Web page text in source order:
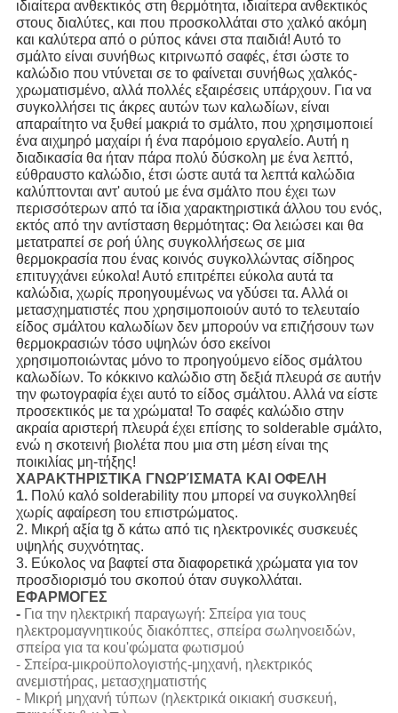
ιδιαίτερα ανθεκτικός στη θερμότητα, ιδιαίτερα ανθεκτικός
στους διαλύτες, και που προσκολλάται στο χαλκό ακόμη
και καλύτερα από ο ρύπος κάνει στα παιδιά! Αυτό το
σμάλτο είναι συνήθως κιτρινωπό σαφές, έτσι ώστε το
καλώδιο που ντύνεται σε το φαίνεται συνήθως χαλκός-
χρωματισμένο, αλλά πολλές εξαιρέσεις υπάρχουν. Για να
συγκολλήσει τις άκρες αυτών των καλωδίων, είναι
απαραίτητο να ξυθεί μακριά το σμάλτο, που χρησιμοποιεί
ένα αιχμηρό μαχαίρι ή ένα παρόμοιο εργαλείο. Αυτή η
διαδικασία θα ήταν πάρα πολύ δύσκολη με ένα λεπτό,
εύθραυστο καλώδιο, έτσι ώστε αυτά τα λεπτά καλώδια
καλύπτονται αντ' αυτού με ένα σμάλτο που έχει των
περισσότερων από τα ίδια χαρακτηριστικά άλλου του ενός,
εκτός από την αντίσταση θερμότητας: Θα λειώσει και θα
μετατραπεί σε ροή ύλης συγκολλήσεως σε μια
θερμοκρασία που ένας κοινός συγκολλώντας σίδηρος
επιτυγχάνει εύκολα! Αυτό επιτρέπει εύκολα αυτά τα
καλώδια, χωρίς προηγουμένως να γδύσει τα. Αλλά οι
μετασχηματιστές που χρησιμοποιούν αυτό το τελευταίο
είδος σμάλτου καλωδίων δεν μπορούν να επιζήσουν των
θερμοκρασιών τόσο υψηλών όσο εκείνοι
χρησιμοποιώντας μόνο το προηγούμενο είδος σμάλτου
καλωδίων. Το κόκκινο καλώδιο στη δεξιά πλευρά σε αυτήν
την φωτογραφία έχει αυτό το είδος σμάλτου. Αλλά να είστε
προσεκτικός με τα χρώματα! Το σαφές καλώδιο στην
ακραία αριστερή πλευρά έχει επίσης το solderable σμάλτο,
ενώ η σκοτεινή βιολέτα που μια στη μέση είναι της
ποικιλίας μη-τήξης!
ΧΑΡΑΚΤΗΡΙΣΤΙΚΑ ΓΝΩΡΊΣΜΑΤΑ ΚΑΙ ΟΦΕΛΗ
1. Πολύ καλό solderability που μπορεί να συγκολληθεί
χωρίς αφαίρεση του επιστρώματος.
2. Μικρή αξία tg δ κάτω από τις ηλεκτρονικές συσκευές
υψηλής συχνότητας.
3. Εύκολος να βαφτεί στα διαφορετικά χρώματα για τον
προσδιορισμό του σκοπού όταν συγκολλάται.
ΕΦΑΡΜΟΓΕΣ
- Για την ηλεκτρική παραγωγή: Σπείρα για τους
ηλεκτρομαγνητικούς διακόπτες, σπείρα σωληνοειδών,
σπείρα για τα κοu'φώματα φωτισμού
- Σπείρα-μικροϋπολογιστής-μηχανή, ηλεκτρικός
ανεμιστήρας, μετασχηματιστής
- Μικρή μηχανή τύπων (ηλεκτρικά οικιακή συσκευή,